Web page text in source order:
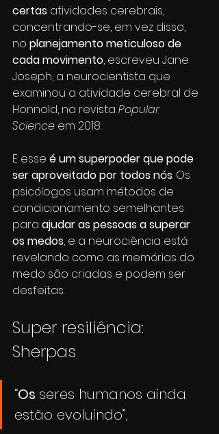
certas atividades cerebrais,
concentrando-se, em vez disso,
no planejamento meticuloso de
cada movimento, escreveu Jane
Joseph, a neurocientista que
examinou a atividade cerebral de
Honnold, na revista Popular
Science em 2018.
E esse é um superpoder que pode
ser aproveitado por todos nós. Os
psicólogos usam métodos de
condicionamento semelhantes
para ajudar as pessoas a superar
os medos, e a neurociência está
revelando como as memórias do
medo são criadas e podem ser
desfeitas.
Super resiliência:
Sherpas
“Os seres humanos ainda
estão evoluindo”,